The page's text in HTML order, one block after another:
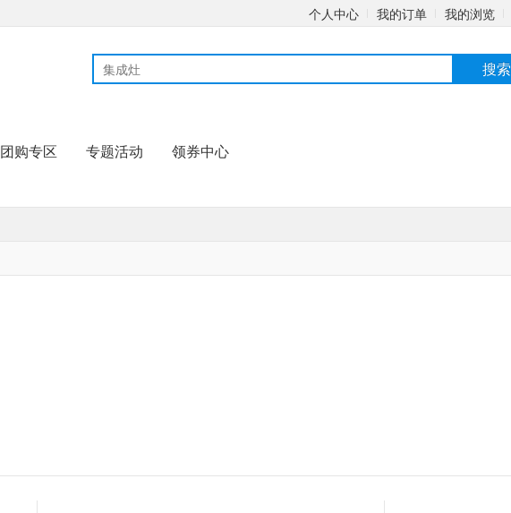
个人中心 我的订单 我的浏览
搜索
团购专区 专题活动 领券中心